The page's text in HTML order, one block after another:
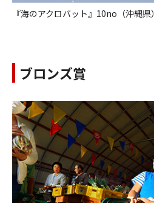
『海のアクロバット』10no（沖縄県）
ブロンズ賞